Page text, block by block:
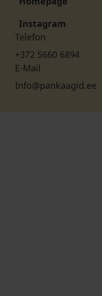
Instagram
Telefon
+372 5660 6894
E-Mail
Info@pankaagid.ee